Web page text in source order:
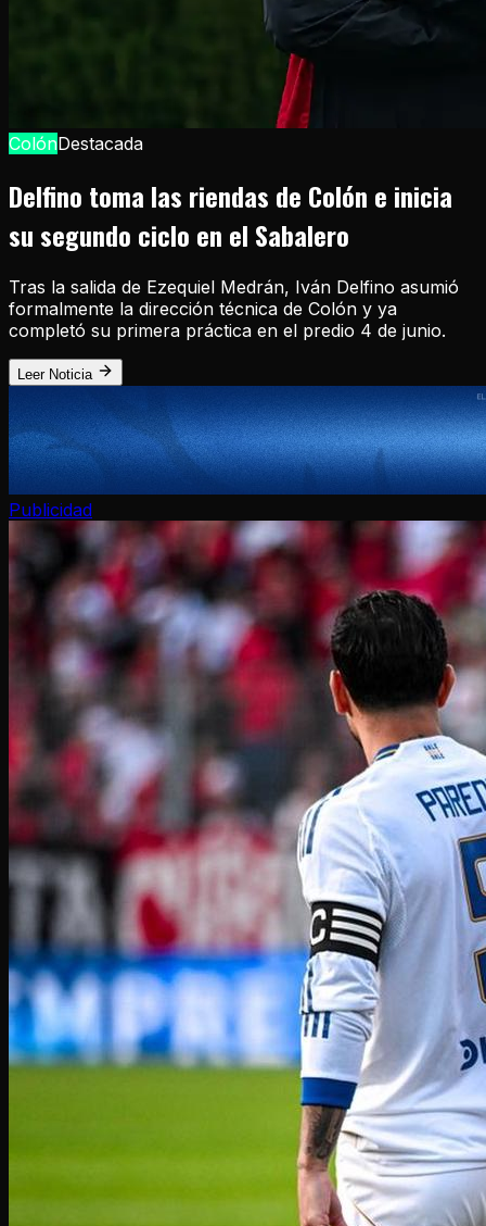
ColónDestacada
Delfino toma las riendas de Colón e inicia
su segundo ciclo en el Sabalero
Tras la salida de Ezequiel Medrán, Iván Delfino asumió
formalmente la dirección técnica de Colón y ya
completó su primera práctica en el predio 4 de junio.
Leer Noticia
Publicidad